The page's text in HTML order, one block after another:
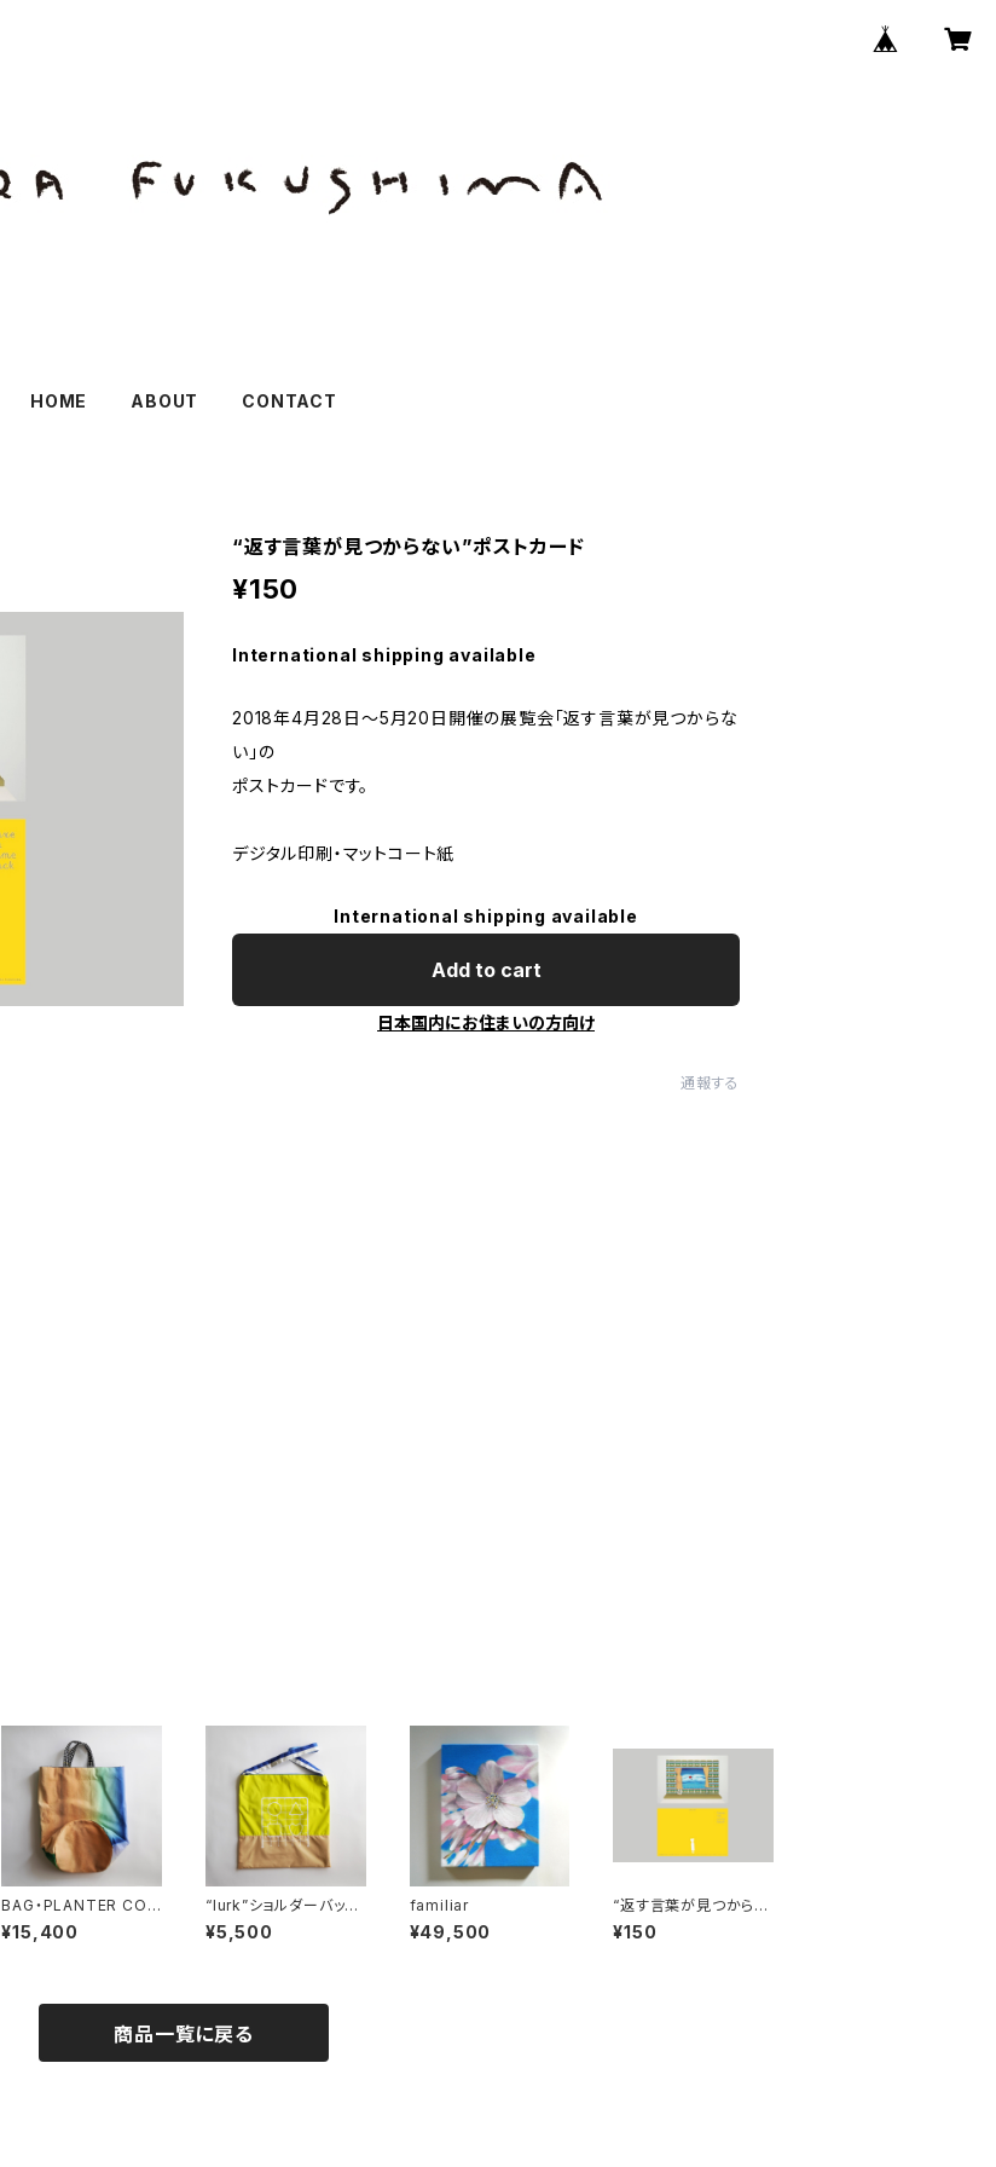
HOME ABOUT CONTACT
“返す言葉が見つからない”ポストカード
¥150
International shipping available
2018年4月28日〜5月20日開催の展覧会「返す言葉が見つからな
い」の
ポストカードです。
デジタル印刷・マットコート紙
International shipping available
Add to cart
日本国内にお住まいの方向け
通報する
BAG・PLANTER COV
ER / ブリ
¥15,400
“lurk”ショルダーバッグ
<A>
¥5,500
familiar
¥49,500
“返す言葉が見つからな
い”ポストカード
¥150
商品一覧に戻る